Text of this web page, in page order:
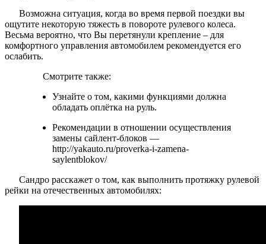
Возможна ситуация, когда во время первой поездки вы
ощутите некоторую тяжесть в повороте рулевого колеса.
Весьма вероятно, что Вы перетянули крепление – для
комфортного управления автомобилем рекомендуется его
ослабить.
Смотрите также:
Узнайте о том, какими функциями должна
обладать оплётка на руль.
Рекомендации в отношении осуществления
замены сайлент-блоков —
http://yakauto.ru/proverka-i-zamena-
saylentblokov/
Сандро расскажет о том, как выполнить протяжку рулевой
рейки на отечественных автомобилях: